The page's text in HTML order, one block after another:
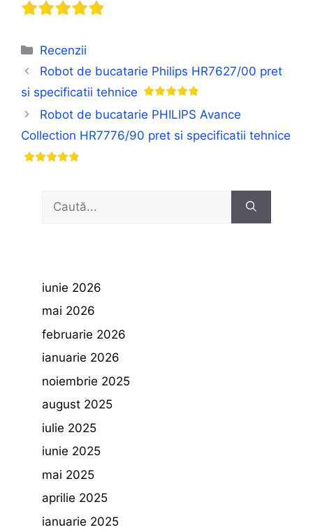
Categorii
Recenzii
Robot de bucatarie Philips HR7627/00 pret
si specificatii tehnice
Robot de bucatarie PHILIPS Avance
Collection HR7776/90 pret si specificatii tehnice
după:
iunie 2026
mai 2026
februarie 2026
ianuarie 2026
noiembrie 2025
august 2025
iulie 2025
iunie 2025
mai 2025
aprilie 2025
ianuarie 2025